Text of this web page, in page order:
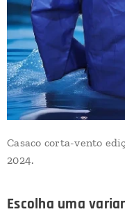
Casaco corta-vento
2024.
Escolha uma